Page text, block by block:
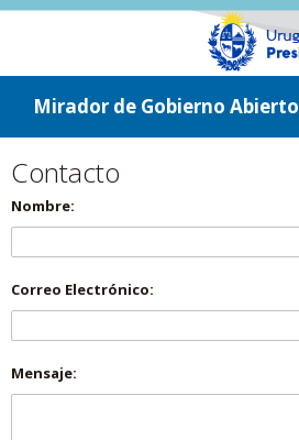
ir a contenido
ir al menú
Mirador de Gobierno Abierto
Contacto
Nombre:
Correo Electrónico:
Mensaje: